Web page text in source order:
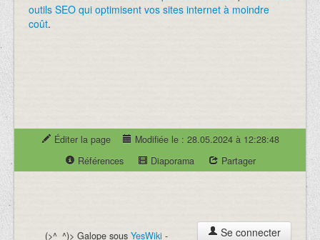
outils SEO qui optimisent vos sites internet à moindre
coût.
Éditer la page
Modifiée le : 28.05.2024 à 12:28:48
Références
Diaporama Partager
Se connecter
(>^_^)> Galope sous YesWiki -